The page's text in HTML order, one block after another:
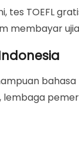
TOEFL
membayar
lembaga